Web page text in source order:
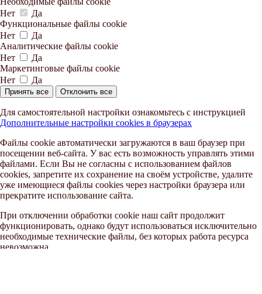
Нет
Да
Функциональные файлы cookie
Нет
Да
Аналитические файлы cookie
Нет
Да
Маркетинговые файлы cookie
Нет
Да
Принять все Отклонить все
Для самостоятельной настройки ознакомьтесь с инструкцией
Дополнительные настройки cookies в браузерах
Файлы cookie автоматически загружаются в ваш браузер при
посещении веб-сайта. У вас есть возможность управлять этими
файлами. Если Вы не согласны с использованием файлов
cookies, запретите их сохранение на своём устройстве, удалите
уже имеющиеся файлы cookies через настройки браузера или
прекратите использование сайта.
При отключении обработки cookie наш сайт продолжит
функционировать, однако будут использоваться исключительно
необходимые технические файлы, без которых работа ресурса
невозможна.